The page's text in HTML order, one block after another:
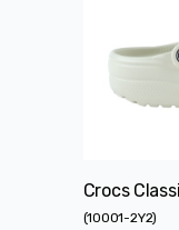
Crocs
(10001-2Y2)